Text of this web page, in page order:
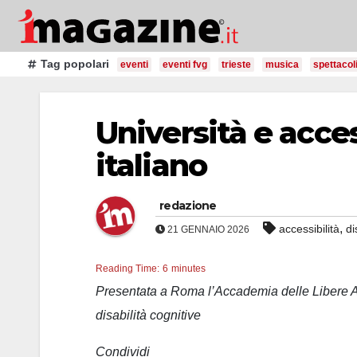
Salta
contenutoTag popolari eventi eventi fvg trieste musica spettacoli
Università e
italiano
redazione
21 GENNAIO 2026 accessibilità,
Reading Time: 6 minutes
Presentata a Roma l’Accademia delle
disabilità cognitive
Condividi